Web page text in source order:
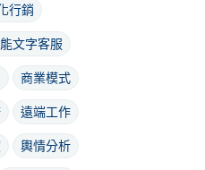
行銷
文字客服
商業模式
遠端工作
輿情分析